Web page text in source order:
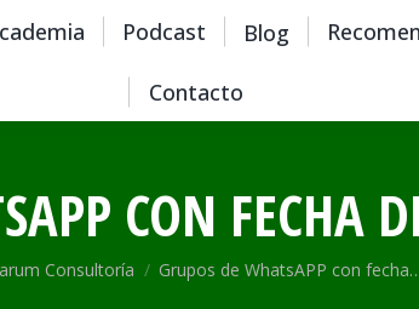
Podcast Blog
Contacto
CON FECHA
Consultoría Grupos de WhatsAPP con